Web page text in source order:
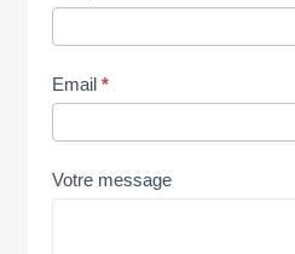
Email *
Votre message